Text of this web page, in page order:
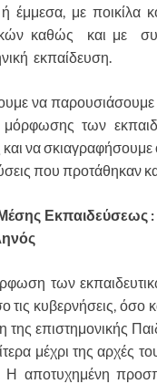
έμμεσα, με ποικίλα
καθώς και με
εκπαίδευση.
να παρουσιάσουμε
μόρφωσης των
να σκιαγραφήσουμε
που προτάθηκαν
των
τις κυβερνήσεις, όσο
της επιστημονικής
μέχρι της αρχές
Η αποτυχημένη